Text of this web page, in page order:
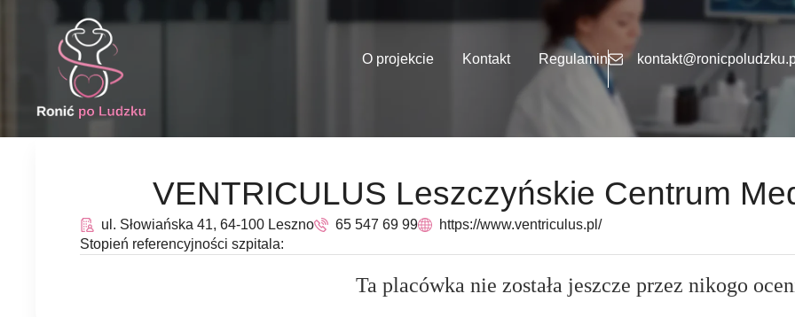
O projekcie Kontakt Regulamin
VENTRICULUS Leszczyńskie Centrum
ul. Słowiańska 41, 64-100 Leszno 65 547 69 99
https://www.ventriculus.pl/
Stopień referencyjności szpitala:
Ta placówka nie została jeszcze przez nikogo